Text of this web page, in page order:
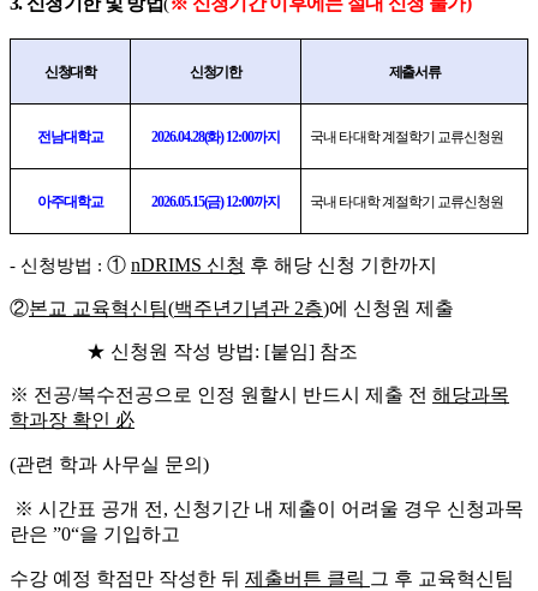
신청대학 신청기한 제출서류
전남대학교 2026.04.28(화) 12:00까지 국내 타 대학 계절학기 교류신청원
아주대학교 2026.05.15(금) 12:00까지 국내 타 대학 계절학기 교류신청원
- 신청방법 : ① nDRIMS 신청 후 해당 신청 기한까지
②본교 교육혁신팀(백주년기념관 2층)에 신청원 제출
★ 신청원 작성 방법: [붙임] 참조
※ 전공/복수전공으로 인정 원할시 반드시 제출 전 해당과목
학과장 확인 必
(관련 학과 사무실 문의 )
※ 시간표 공개 전 , 신청기간 내 제출이 어려울 경우 신청과목
란은 ”0“을 기입하고
수강 예정 학점만 작성한 뒤 제출버튼 클릭 그 후 교육혁신팀